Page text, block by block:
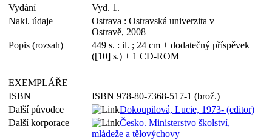
Vydání
Vyd. 1.
Nakl. údaje
Ostrava : Ostravská univerzita v
Ostravě, 2008
Popis (rozsah)
449 s. : il. ; 24 cm + dodatečný příspěvek
([10] s.) + 1 CD-ROM
EXEMPLÁŘE
ISBN
ISBN 978-80-7368-517-1 (brož.)
Další původce
Dokoupilová, Lucie, 1973- (editor)
Další korporace
Česko. Ministerstvo školství,
mládeže a tělovýchovy